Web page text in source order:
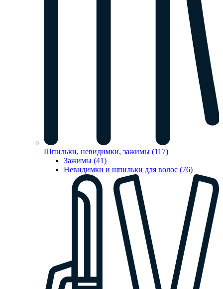
Шпильки, невидимки, зажимы (117)
Зажимы (41)
Невидимки и шпильки для волос (76)